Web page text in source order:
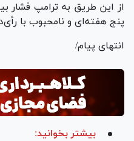
از این طریق به ترامپ فشار
پنج هفته‌ای و نامحبوب با
انتهای پیام/
بیشتر بخوانید: